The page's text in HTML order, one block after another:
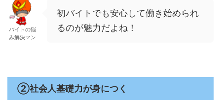
バイトの悩
み解決マン
初バイトでも安心して働き始められ
るのが魅力だよね！
②社会人基礎力が身につく